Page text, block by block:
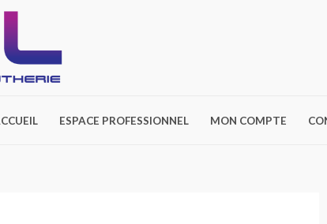
ESPACE PROFESSIONNEL MON COMPTE